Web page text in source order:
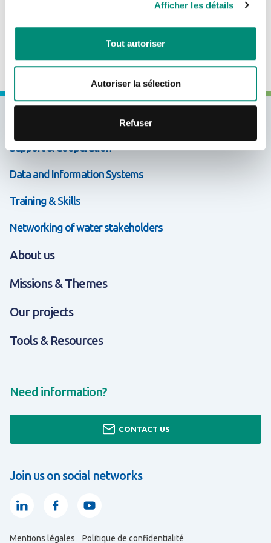
Afficher les détails
Tout autoriser
Autoriser la sélection
Refuser
Aguide to services with theme-based data sheets.
Expertises & Solutions
Support & Cooperation
Data and Information Systems
Training & Skills
Networking of water stakeholders
About us
Missions & Themes
Our projects
Tools & Resources
Need information?
CONTACT US
Join us on social networks
LinkedinFacebookYoutube
Mentions légales Politique de confidentialité
CRÉER UN COMPTE